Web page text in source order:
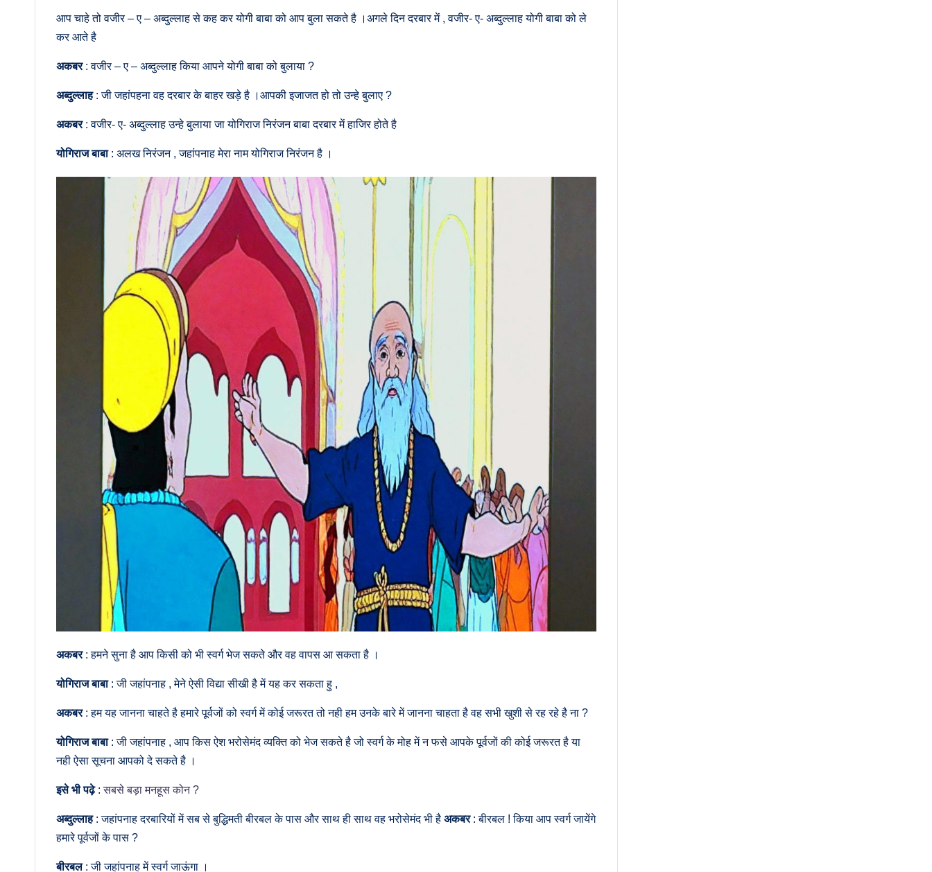
आप चाहे तो वजीर – ए – अब्दुल्लाह से कह कर योगी बाबा को आप बुला सकते है ।अगले दिन दरबार में , वजीर- ए- अब्दुल्लाह योगी बाबा को ले
कर आते है
अकबर: वजीर – ए – अब्दुल्लाह किया आपने योगी बाबा को बुलाया ?
अब्दुल्लाह: जी जहांपहना वह दरबार के बाहर खड़े है ।आपकी इजाजत हो तो उन्हे बुलाए ?
अकबर: वजीर- ए- अब्दुल्लाह उन्हे बुलाया जा योगिराज निरंजन बाबा दरबार में हाजिर होते है
योगिराज बाबा: अलख निरंजन , जहांपनाह मेरा नाम योगिराज निरंजन है ।
अकबर: हमने सुना है आप किसी को भी स्वर्ग भेज सकते और वह वापस आ सकता है ।
योगिराज बाबा : जी जहांपनाह , मेने ऐसी विद्या सीखी है में यह कर सकता हु ,
अकबर : हम यह जानना चाहते है हमारे पूर्वजों को स्वर्ग में कोई जरूरत तो नही हम उनके बारे में जानना चाहता है वह सभी खुशी से रह रहे है ना ?
योगिराज बाबा : जी जहांपनाह , आप किस ऐश भरोसेमंद व्यक्ति को भेज सकते है जो स्वर्ग के मोह में न फसे आपके पूर्वजों की कोई जरूरत है या
नही ऐसा सूचना आपको दे सकते है ।
इसे भी पढ़े:सबसे बड़ा मनहूस कोन ?
अब्दुल्लाह : जहांपनाह दरबारियों में सब से बुद्धिमती बीरबल के पास और साथ ही साथ वह भरोसेमंद भी है अकबर: बीरबल ! किया आप स्वर्ग जायेंगे
हमारे पूर्वजों के पास ?
बीरबल: जी जहांपनाह में स्वर्ग जाऊंगा ।